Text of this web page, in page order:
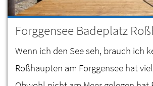
Forggensee Badeplatz
Wenn ich den See seh, brauch ich
Roßhaupten am Forggensee hat